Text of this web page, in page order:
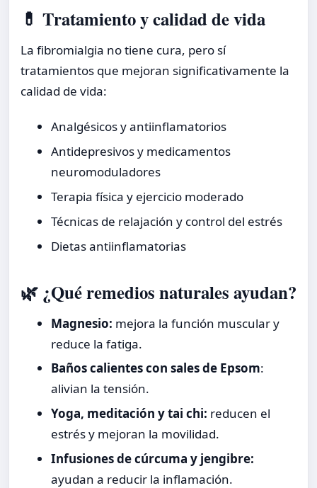
💊 Tratamiento y calidad de vida
La fibromialgia no tiene cura, pero sí
tratamientos que mejoran significativamente la
calidad de vida:
Analgésicos y antiinflamatorios
Antidepresivos y medicamentos
neuromoduladores
Terapia física y ejercicio moderado
Técnicas de relajación y control del estrés
Dietas antiinflamatorias
🌿 ¿Qué remedios naturales ayudan?
Magnesio: mejora la función muscular y
reduce la fatiga.
Baños calientes con sales de Epsom:
alivian la tensión.
Yoga, meditación y tai chi: reducen el
estrés y mejoran la movilidad.
Infusiones de cúrcuma y jengibre:
ayudan a reducir la inflamación.